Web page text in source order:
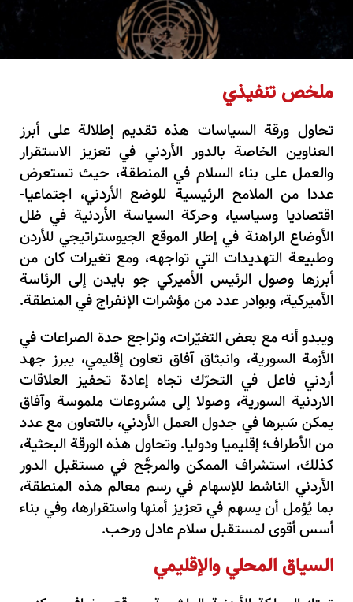
ملخص تنفيذي
تحاول ورقة السياسات هذه تقديم إطلالة على أبرز
العناوين الخاصة بالدور الأردني في تعزيز الاستقرار
والعمل على بناء السلام في المنطقة، حيث تستعرض
عددا من الملامح الرئيسية للوضع الأردني، اجتماعيا-
اقتصاديا وسياسيا، وحركة السياسة الأردنية في ظل
الأوضاع الراهنة في إطار الموقع الجيوستراتيجي للأردن
وطبيعة التهديدات التي تواجهه، ومع تغيرات كان من
أبرزها وصول الرئيس الأميركي جو بايدن إلى الرئاسة
الأميركية، وبوادر عدد من مؤشرات الإنفراج في المنطقة.
ويبدو أنه مع بعض التغيّرات، وتراجع حدة الصراعات في
الأزمة السورية، وانبثاق آفاق تعاون إقليمي، يبرز جهد
أردني فاعل في التحرّك تجاه إعادة تحفيز العلاقات
الاردنية السورية، وصولا إلى مشروعات ملموسة وآفاق
يمكن سَبرها في جدول العمل الأردني، بالتعاون مع عدد
من الأطراف؛ إقليميا ودوليا. وتحاول هذه الورقة البحثية،
كذلك، استشراف الممكن والمرجَّح في مستقبل الدور
الأردني الناشط للإسهام في رسم معالم هذه المنطقة،
بما يُؤمل أن يسهم في تعزيز أمنها واستقرارها، وفي بناء
أسس أقوى لمستقبل سلام عادل ورحب.
السياق المحلي والإقليمي